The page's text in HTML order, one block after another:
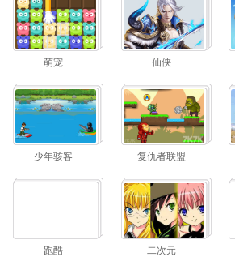
萌宠 仙侠
少年骇客 复仇者联盟
跑酷 二次元